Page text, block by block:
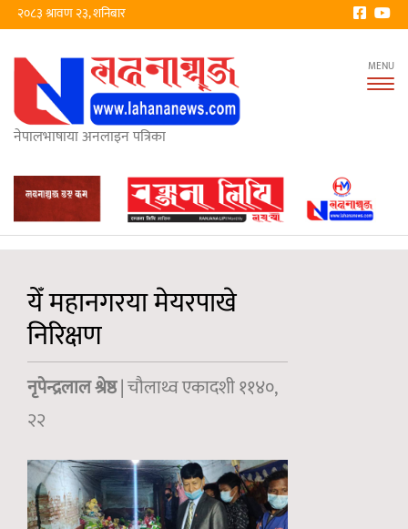
२०८३ श्रावण २३, शनिबार
नेपालभाषाया अनलाइन पत्रिका
येँ महानगरया मेयरपाखे
निरिक्षण
नृपेन्द्रलाल श्रेष्ठ| चौलाथ्व एकादशी ११४०,
२२